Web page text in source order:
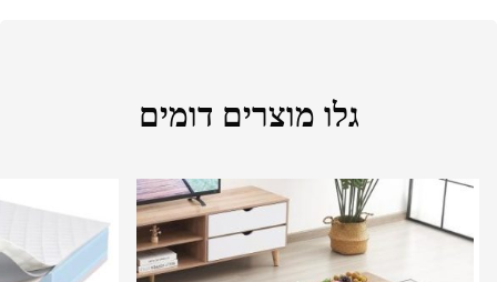
גלו מוצרים דומים